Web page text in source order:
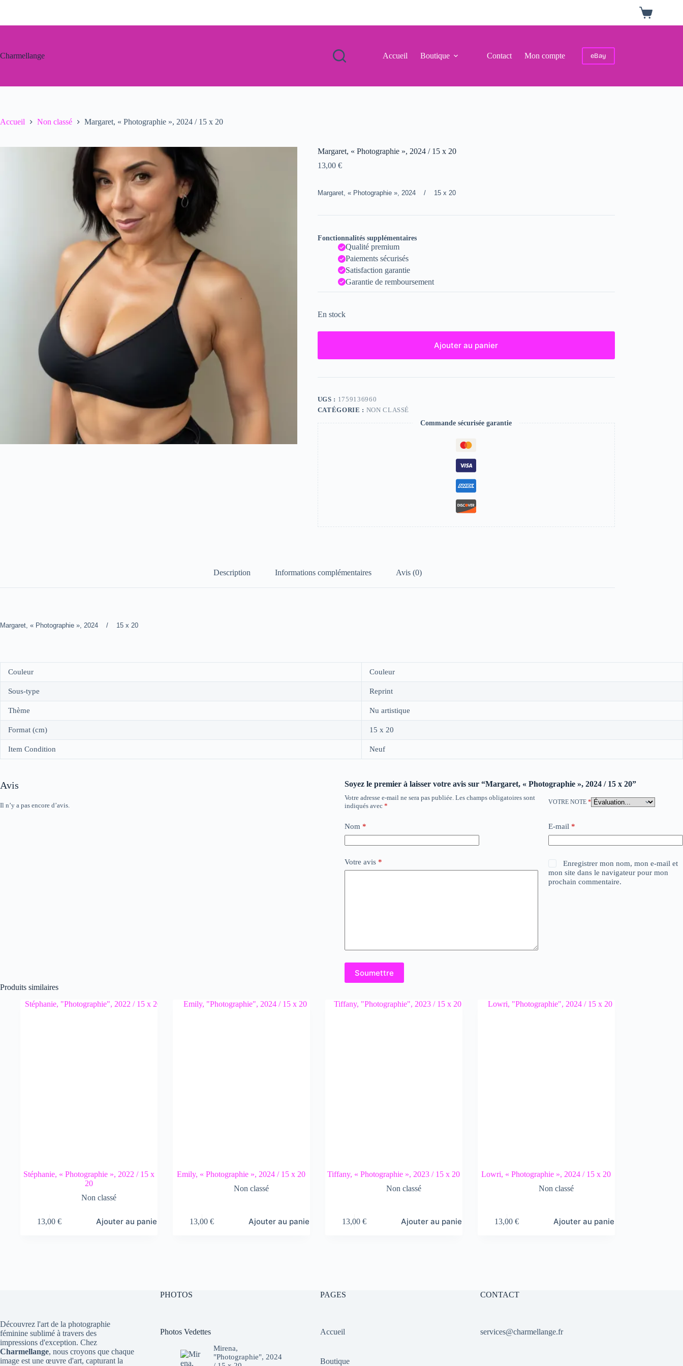
Panier
d’achat
Charmellange Accueil Boutique Contact Mon compte eBay
Accueil Non classé Margaret, « Photographie », 2024 / 15 x 20
Margaret, « Photographie », 2024 / 15 x 20
13,00 €
Margaret, « Photographie », 2024 / 15 x 20
Fonctionnalités supplémentaires
Qualité premium
Paiements sécurisés
Satisfaction garantie
Garantie de remboursement
En stock
Ajouter au panier
UGS : 1759136960
CATÉGORIE : NON CLASSÉ
Commande sécurisée garantie
Description Informations complémentaires Avis (0)
Margaret, « Photographie », 2024 / 15 x 20
Couleur Couleur
Sous-type Reprint
Thème Nu artistique
Format (cm) 15 x 20
Item Condition Neuf
Avis
Il n’y a pas encore d’avis.
Soyez le premier à laisser votre avis sur “Margaret, « Photographie », 2024 / 15 x 20”
Votre adresse e-mail ne sera pas publiée. Les champs obligatoires sont
indiqués avec *
VOTRE NOTE *
Nom * E-mail *
Votre avis *
Enregistrer mon nom, mon e-mail et
mon site dans le navigateur pour mon
prochain commentaire.
Soumettre
Produits similaires
Stéphanie, « Photographie », 2022 / 15 x
20
Non classé
13,00€ Ajouter au panier
Emily, « Photographie », 2024 / 15 x 20
Non classé
13,00€ Ajouter au panier
Tiffany, « Photographie », 2023 / 15 x 20
Non classé
13,00€ Ajouter au panier
Lowri, « Photographie », 2024 / 15 x 20
Non classé
13,00€ Ajouter au panier
Découvrez l'art de la photographie
féminine sublimé à travers des
impressions d'exception. Chez
Charmellange, nous croyons que chaque
image est une œuvre d'art, capturant la
PHOTOS
Photos Vedettes
Mirena,
"Photographie", 2024
PAGES
Accueil
Boutique
CONTACT
services@charmellange.fr